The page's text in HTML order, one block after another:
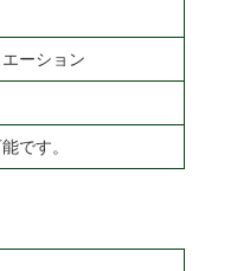
ーション
です。